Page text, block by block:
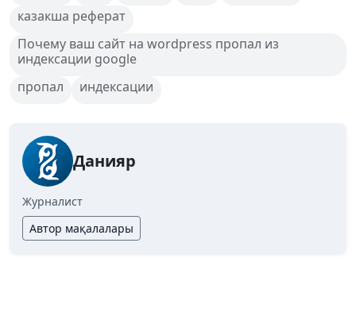
казакша реферат
Почему ваш сайт на wordpress пропал из
индексации google
пропал
индексации
Данияр
Журналист
Автор мақалалары